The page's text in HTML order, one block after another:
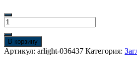
Количество
товара
Заглушка
ARH-
POWER-
В корзину
Артикул: arlight-036437 Категория: